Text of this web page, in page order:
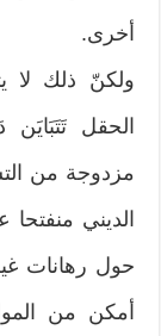
أخرى.
ولكنّ ذلك لا
الحقل
مزدوجة من
الديني
حول رهانات
أمكن من